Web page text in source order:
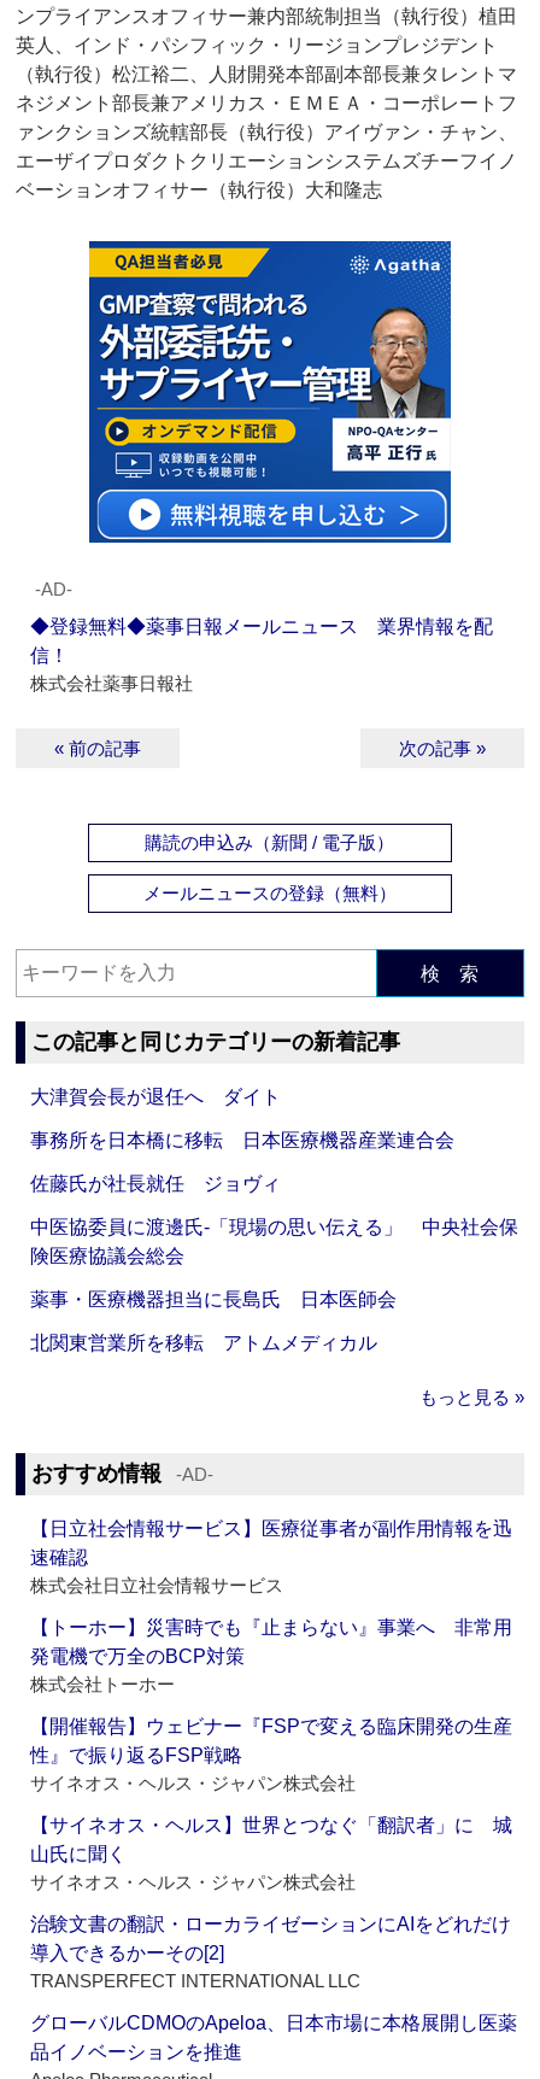
ンプライアンスオフィサー兼内部統制担当（執行役）植田
英人、インド・パシフィック・リージョンプレジデント
（執行役）松江裕二、人財開発本部副本部長兼タレントマ
ネジメント部長兼アメリカス・ＥＭＥＡ・コーポレートフ
ァンクションズ統轄部長（執行役）アイヴァン・チャン、
エーザイプロダクトクリエーションシステムズチーフイノ
ベーションオフィサー（執行役）大和隆志
‐AD‐
◆登録無料◆薬事日報メールニュース 業界情報を配
信！
株式会社薬事日報社
« 前の記事 次の記事 »
購読の申込み（新聞 / 電子版）
メールニュースの登録（無料）
検 索
この記事と同じカテゴリーの新着記事
大津賀会長が退任へ ダイト
事務所を日本橋に移転 日本医療機器産業連合会
佐藤氏が社長就任 ジョヴィ
中医協委員に渡邊氏‐「現場の思い伝える」 中央社会保
険医療協議会総会
薬事・医療機器担当に長島氏 日本医師会
北関東営業所を移転 アトムメディカル
もっと見る »
おすすめ情報 ‐AD‐
【日立社会情報サービス】医療従事者が副作用情報を迅
速確認
株式会社日立社会情報サービス
【トーホー】災害時でも『止まらない』事業へ 非常用
発電機で万全のBCP対策
株式会社トーホー
【開催報告】ウェビナー『FSPで変える臨床開発の生産
性』で振り返るFSP戦略
サイネオス・ヘルス・ジャパン株式会社
【サイネオス・ヘルス】世界とつなぐ「翻訳者」に 城
山氏に聞く
サイネオス・ヘルス・ジャパン株式会社
治験文書の翻訳・ローカライゼーションにAIをどれだけ
導入できるかーその[2]
TRANSPERFECT INTERNATIONAL LLC
グローバルCDMOのApeloa、日本市場に本格展開し医薬
品イノベーションを推進